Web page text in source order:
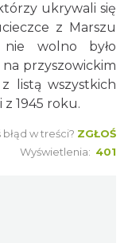
ukrywali się
z Marszu
wolno było
przyszowickim
listą wszystkich
1945 roku.
błąd w treści? ZGŁOŚ
Wyświetlenia: 401